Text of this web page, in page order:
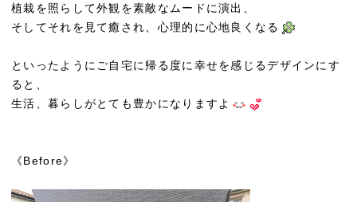
植栽を照らして外観を素敵なムードに演出、
そしてそれを見て癒され、心理的に心地良くなる
といったようにご自宅に帰る度に幸せを感じるデザインにす
ると、
生活、暮らしがとても豊かになりますよ
《Before》